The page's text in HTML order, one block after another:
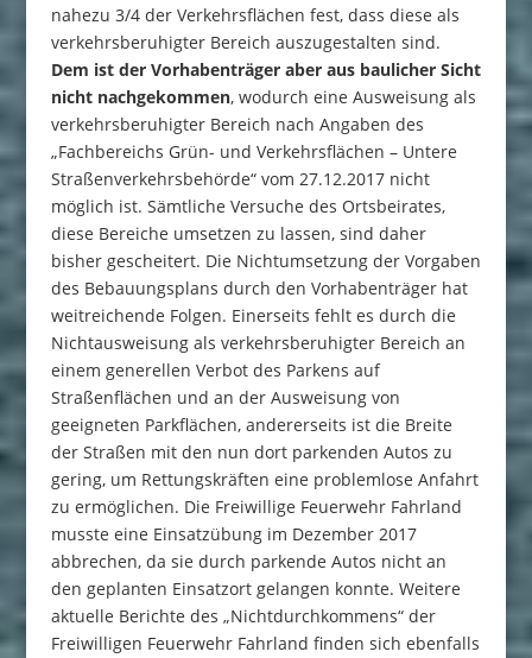
nahezu 3/4 der Verkehrsflächen fest, dass diese als
verkehrsberuhigter Bereich auszugestalten sind.
Dem ist der Vorhabenträger aber aus baulicher Sicht
nicht nachgekommen, wodurch eine Ausweisung als
verkehrsberuhigter Bereich nach Angaben des
„Fachbereichs Grün- und Verkehrsflächen – Untere
Straßenverkehrsbehörde“ vom 27.12.2017 nicht
möglich ist. Sämtliche Versuche des Ortsbeirates,
diese Bereiche umsetzen zu lassen, sind daher
bisher gescheitert. Die Nichtumsetzung der Vorgaben
des Bebauungsplans durch den Vorhabenträger hat
weitreichende Folgen. Einerseits fehlt es durch die
Nichtausweisung als verkehrsberuhigter Bereich an
einem generellen Verbot des Parkens auf
Straßenflächen und an der Ausweisung von
geeigneten Parkflächen, andererseits ist die Breite
der Straßen mit den nun dort parkenden Autos zu
gering, um Rettungskräften eine problemlose Anfahrt
zu ermöglichen. Die Freiwillige Feuerwehr Fahrland
musste eine Einsatzübung im Dezember 2017
abbrechen, da sie durch parkende Autos nicht an
den geplanten Einsatzort gelangen konnte. Weitere
aktuelle Berichte des „Nichtdurchkommens“ der
Freiwilligen Feuerwehr Fahrland finden sich ebenfalls